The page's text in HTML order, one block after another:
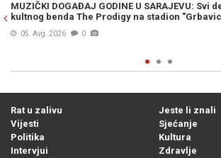
GODINE U SARAJEVU: Svi detalji o dolasku
The Prodigy na stadion "Grbavica"! (FOTO)
0
Rat u zalivu
Vijesti
Politika
Intervjui
Jeste li znali
Sjećanje
Kultura
Zdravlje